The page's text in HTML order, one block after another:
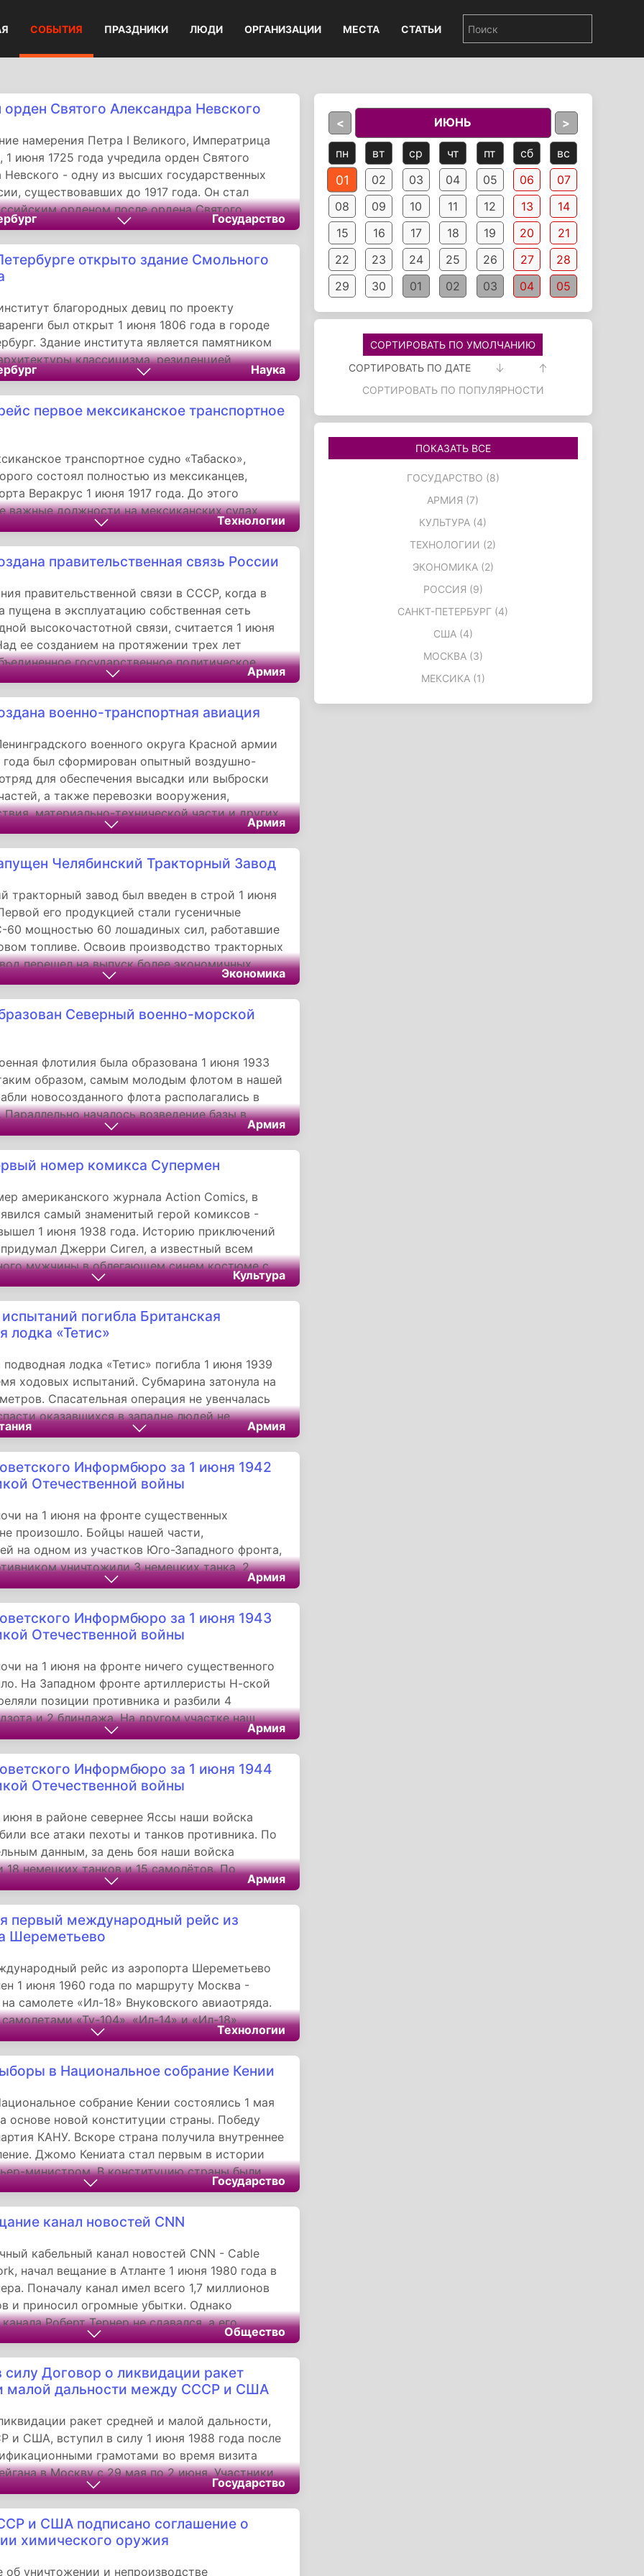
СОБЫТИЯ ПРАЗДНИКИ ЛЮДИ ОРГАНИЗАЦИИ МЕСТА СТАТЬИ
Святого Александра Невского
намерения Петра I Великого, Императрица
1 июня 1725 года учредила орден Святого
Невского - одну из высших государственных
существовавших до 1917 года. Он стал
орденом после ордена Святого
и женского ордена Святой
Екатерины.
Государство
открыто здание Смольного
благородных девиц по проекту
был открыт 1 июня 1806 года в городе
Здание института является памятником
классицизма, резиденцией
Петербурга, а также музеем. Наиболее
здание ключевой ролью в событиях
революции 1917 года. После основания Санкт-
на территории нынешнего Смольного
смолу для Адмиралтейской верфи и
Наука
первое мексиканское транспортное
транспортное судно «Табаско»,
состоял полностью из мексиканцев,
Веракрус 1 июня 1917 года. До этого
важные должности на мексиканских судах
Именно этот день принято считать
Военно-морского флота Мексики.
Технологии
правительственная связь России
правительственной связи в СССР, когда в
пущена в эксплуатацию собственная сеть
высокочастотной связи, считается 1 июня
ее созданием на протяжении трех лет
государственное политическое
при Совете народных комиссаров СССР.
Армия
военно-транспортная авиация
военного округа Красной армии
года был сформирован опытный воздушно-
для обеспечения высадки или выброски
а также перевозки вооружения,
материально-технической части и других
подразделение послужило прообразом для
транспортной авиации.
Армия
Челябинский Тракторный Завод
тракторный завод был введен в строй 1 июня
его продукцией стали гусеничные
60 мощностью 60 лошадиных сил, работавшие
топливе. Освоив производство тракторных
перешел на выпуск более экономичных
С-65.
Экономика
Северный военно-морской
флотилия была образована 1 июня 1933
образом, самым молодым флотом в нашей
новосозданного флота располагались в
началось возведение базы в
морские границы Советского Союза
южными, западными и восточными морскими
находились в надежных руках.
Армия
номер комикса Супермен
американского журнала Action Comics, в
самый знаменитый герой комиксов -
1 июня 1938 года. Историю приключений
Джерри Сигел, а известный всем
мужчины в облегающем синем костюме с
S на груди нарисовал художник Джо
Культура
погибла Британская
лодка «Тетис»
подводная лодка «Тетис» погибла 1 июня 1939
ходовых испытаний. Субмарина затонула на
Спасательная операция не увенчалась
оказавшихся в западне людей не
«Тетиса», затонувшего вследствие
пробного краника и системы открывания
аппарата, погибли 99 британских
Армия
Информбюро за 1 июня 1942
Отечественной войны
на 1 июня на фронте существенных
произошло. Бойцы нашей части,
на одном из участков Юго-Западного фронта,
уничтожили 3 немецких танка, 2
Гитлеровцы потеряли убитыми до
офицеров. Захвачены трофеи и пленные.
тов. Серебрякова (Калининский
атаку немецкой пехоты, пытавшейся
Армия
Информбюро за 1 июня 1943
Отечественной войны
на 1 июня на фронте ничего существенного
На Западном фронте артиллеристы Н-ской
позиции противника и разбили 4
и 2 блиндажа. На другом участке наш
отряд ночью пробрался в расположение
и уничтожил несколько десятков гитлеровцев.
разведчики благополучно вернулись в
Армия
Информбюро за 1 июня 1944
Отечественной войны
июня в районе севернее Яссы наши войска
все атаки пехоты и танков противника. По
данным, за день боя наши войска
18 немецких танков и 15 самолётов. По
данным, в районе севернее Яссы за два дня
мая, наши войска подбили и уничтожили 148
В воздушных боях и огнём зенитной
197 самолётов противника.
Армия
первый международный рейс из
Шереметьево
рейс из аэропорта Шереметьево
1 июня 1960 года по маршруту Москва -
самолете «Ил-18» Внуковского авиаотряда.
самолетами «Ту-104», «Ил-14» и «Ил-18»,
выполнял из Шереметьева рейсы в 23
государства. За первый год работы аэропорт
тысяч пассажиров и 3 тысячи тонн почты и
Технологии
в Национальное собрание Кении
собрание Кении состоялись 1 мая
основе новой конституции страны. Победу
КАНУ. Вскоре страна получила внутреннее
Джомо Кениата стал первым в истории
министром. В конституцию страны были
расширившие полномочия
правительства. Освободительная борьба
правительство Великобритании дать
Государство
канал новостей CNN
кабельный канал новостей CNN - Cable
начал вещание в Атланте 1 июня 1980 года в
Поначалу канал имел всего 1,7 миллионов
и приносил огромные убытки. Однако
Роберт Тернер не сдавался, а его
всех сотрудников. У CNN было одно
перед конкурентами: важнейшие
в прямом эфире, а не в вечерний
как на других американских каналах того
Общество
силу Договор о ликвидации ракет
малой дальности между СССР и США
ракет средней и малой дальности,
и США, вступил в силу 1 июня 1988 года после
грамотами во время визита
в Москву с 29 мая по 2 июня. Участники
обязались не производить, не испытывать и не
баллистические и крылатые ракеты
средней - от 1 000 до 5 500 км, и
до 1 000 км дальности. Срок ликвидации
Государство
и США подписано соглашение о
химического оружия
об уничтожении и непроизводстве
< ИЮНЬ >
пн вт ср чт пт сб вс
01 02 03 04 05 06
07
08
09 10 11 12 13
14
15
16 17 18 19 20
21
22
23 24 25 26 27
28
29
30 01 02 03 04 05
СОРТИРОВАТЬ ПО УМОЛЧАНИЮ
СОРТИРОВАТЬ ПО ДАТЕ
СОРТИРОВАТЬ ПО ПОПУЛЯРНОСТИ
ПОКАЗАТЬ ВСЕ
ГОСУДАРСТВО (8)
АРМИЯ (7)
КУЛЬТУРА (4)
ТЕХНОЛОГИИ (2)
ЭКОНОМИКА (2)
РОССИЯ (9)
САНКТ-ПЕТЕРБУРГ (4)
США (4)
МОСКВА (3)
МЕКСИКА (1)